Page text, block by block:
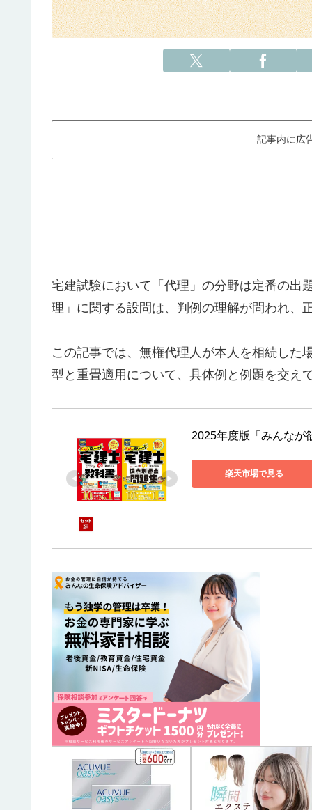
記事内に広
宅建試験において「代理」の分野は定番の出
理」に関する設問は、判例の理解が問われ、
この記事では、無権代理人が本人を相続した
型と重畳適用について、具体例と例題を交え
2025年度版「みんなが
楽天市場で見る